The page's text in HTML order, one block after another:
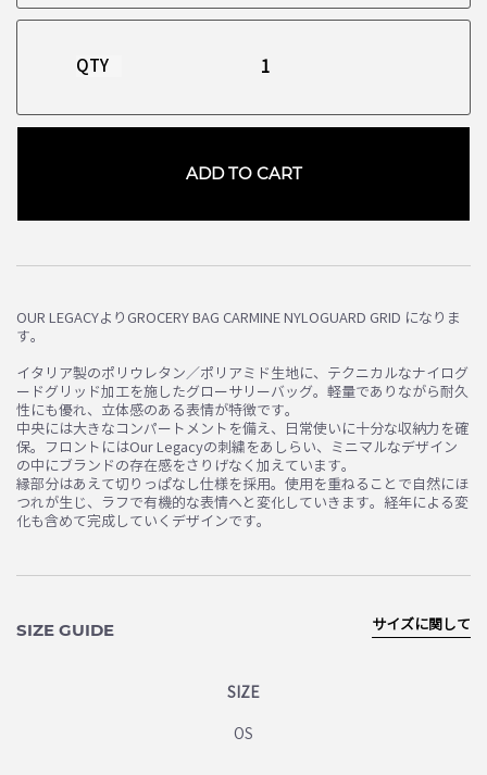
QTY
ADD TO CART
OUR LEGACYよりGROCERY BAG CARMINE NYLOGUARD GRID になりま
す。
イタリア製のポリウレタン／ポリアミド生地に、テクニカルなナイログ
ードグリッド加工を施したグローサリーバッグ。軽量でありながら耐久
性にも優れ、立体感のある表情が特徴です。
中央には大きなコンパートメントを備え、日常使いに十分な収納力を確
保。フロントにはOur Legacyの刺繍をあしらい、ミニマルなデザイン
の中にブランドの存在感をさりげなく加えています。
縁部分はあえて切りっぱなし仕様を採用。使用を重ねることで自然にほ
つれが生じ、ラフで有機的な表情へと変化していきます。経年による変
化も含めて完成していくデザインです。
SIZE GUIDE
SIZE
OS
サイズに関して